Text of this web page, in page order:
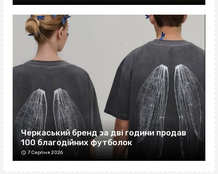
Черкаський бренд за дві години продав
100 благодійних футболок
7 Серпня 2026